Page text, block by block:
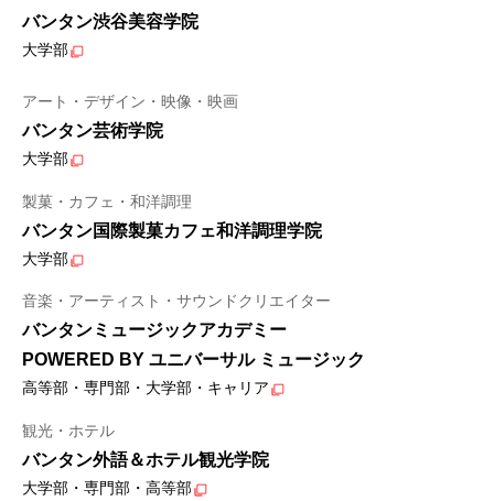
バンタン渋谷美容学院
大学部
アート・デザイン・映像・映画
バンタン芸術学院
大学部
製菓・カフェ・和洋調理
バンタン国際製菓カフェ和洋調理学院
大学部
音楽・アーティスト・サウンドクリエイター
バンタンミュージックアカデミー
POWERED BY ユニバーサル ミュージック
高等部・専門部・大学部・キャリア
観光・ホテル
バンタン外語＆ホテル観光学院
大学部・専門部・高等部